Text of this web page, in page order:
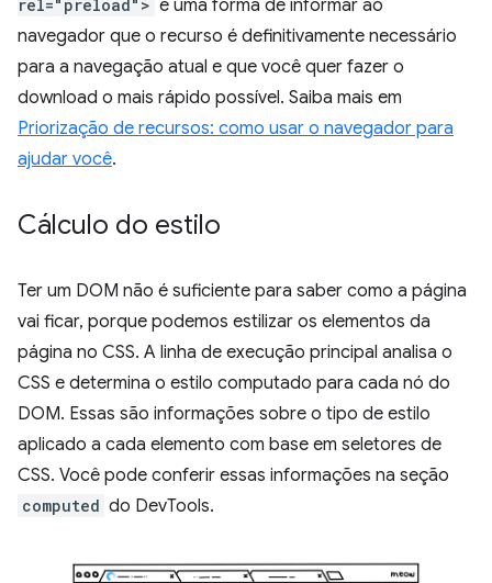
rel="preload"> é uma forma de informar ao
navegador que o recurso é definitivamente necessário
para a navegação atual e que você quer fazer o
download o mais rápido possível. Saiba mais em
Priorização de recursos: como usar o navegador para
ajudar você.
Cálculo do estilo
Ter um DOM não é suficiente para saber como a página
vai ficar, porque podemos estilizar os elementos da
página no CSS. A linha de execução principal analisa o
CSS e determina o estilo computado para cada nó do
DOM. Essas são informações sobre o tipo de estilo
aplicado a cada elemento com base em seletores de
CSS. Você pode conferir essas informações na seção
computed do DevTools.